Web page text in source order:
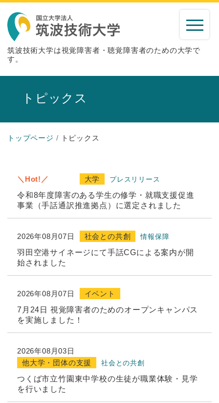
筑波技術大学は視覚障害者・聴覚障害者のための大学で
す。
トピックス
トップページ トピックス
＼Hot!／ 大学 プレスリリース
令和8年度障害のある学生の修学・就職支援促進
事業（手話通訳推進拠点）に選定されました
2026年08月07日 社会との共創 情報保障
羽田空港サイネージにて手話CGによる案内が開
始されました
2026年08月07日
イベント
7月24日 視覚障害者のためのオープンキャンパス
を実施しました！
2026年08月03日
他大学・団体の支援
社会との共創
つくば市立竹園東中学校の生徒が職業体験・見学
を行いました